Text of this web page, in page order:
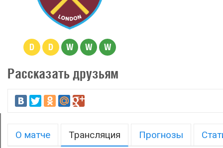
D D W W W
Рассказать друзьям
О матче Трансляция Прогнозы